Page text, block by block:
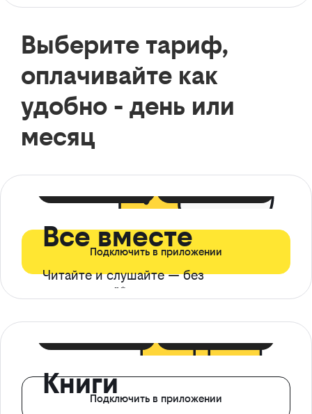
Выберите тариф,
оплачивайте как
удобно - день или
месяц
Все вместе
Читайте и слушайте — без
ограничений*
Подключить в приложении
КнигиПодключить в приложении